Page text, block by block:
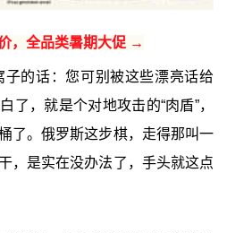
，全品类暑期大促 →
的话：您可别被这些漂亮话给
了，就是个对地攻击的“肉盾”，
了。俄罗斯这步棋，走得那叫一
，是实在没办法了，手头就这点